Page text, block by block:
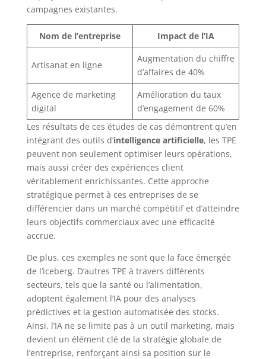
campagnes existantes.
Nom de l’entreprise Impact de l’IA
Artisanat en ligne
Augmentation du chiffre
d’affaires de 40%
Agence de marketing
digital
Amélioration du taux
d’engagement de 60%
Les résultats de ces études de cas démontrent qu’en
intégrant des outils d’intelligence artificielle, les TPE
peuvent non seulement optimiser leurs opérations,
mais aussi créer des expériences client
véritablement enrichissantes. Cette approche
stratégique permet à ces entreprises de se
différencier dans un marché compétitif et d’atteindre
leurs objectifs commerciaux avec une efficacité
accrue.
De plus, ces exemples ne sont que la face émergée
de l’iceberg. D’autres TPE à travers différents
secteurs, tels que la santé ou l’alimentation,
adoptent également l’IA pour des analyses
prédictives et la gestion automatisée des stocks.
Ainsi, l’IA ne se limite pas à un outil marketing, mais
devient un élément clé de la stratégie globale de
l’entreprise, renforçant ainsi sa position sur le